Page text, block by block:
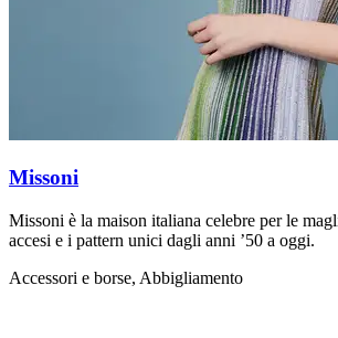
Missoni
Missoni è la maison italiana celebre per le
accesi e i pattern unici dagli anni ’50 a oggi.
Accessori e borse, Abbigliamento